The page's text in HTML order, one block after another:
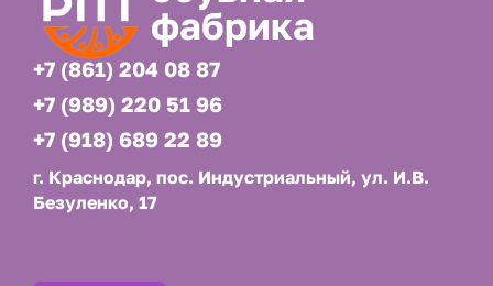
фабрика
+7 (861) 204 08 87
+7 (989) 220 51 96
+7 (918) 689 22 89
г. Краснодар, пос. Индустриальный, ул. И.В.
Безуленко, 17